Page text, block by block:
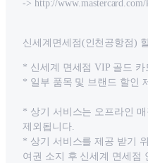
-> http://
신세계면세점(인천공항점)
* 신세계 면세점 VIP 골드
* 일부 품목 및 브랜드 할인
* 상기 서비스는 오프라인
제외됩니다.
* 상기 서비스를 제공 받기
여권 소지 후 신세계 면세점